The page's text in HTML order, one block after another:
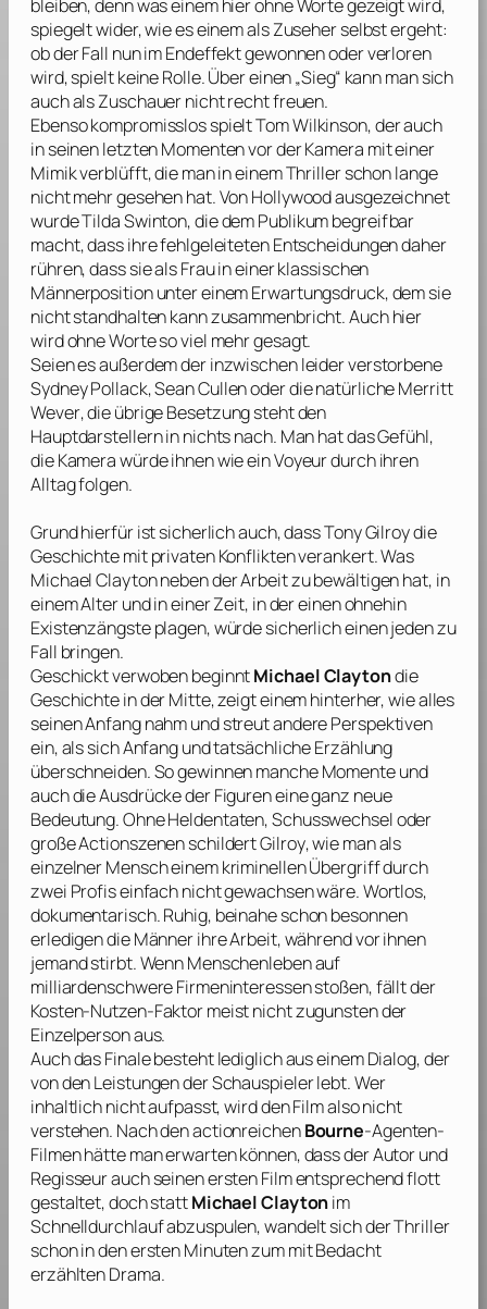
bleiben, denn was einem hier ohne Worte gezeigt wird,
spiegelt wider, wie es einem als Zuseher selbst ergeht:
ob der Fall nun im Endeffekt gewonnen oder verloren
wird, spielt keine Rolle. Über einen „Sieg“ kann man sich
auch als Zuschauer nicht recht freuen.
Ebenso kompromisslos spieltTom Wilkinson, der auch
in seinen letzten Momenten vor der Kamera mit einer
Mimik verblüfft, die man in einem Thriller schon lange
nicht mehr gesehen hat. Von Hollywood ausgezeichnet
wurdeTilda Swinton, die dem Publikum begreifbar
macht, dass ihre fehlgeleiteten Entscheidungen daher
rühren, dass sie als Frau in einer klassischen
Männerposition unter einem Erwartungsdruck, dem sie
nicht standhalten kann zusammenbricht. Auch hier
wird ohne Worte so viel mehr gesagt.
Seien es außerdem der inzwischen leider verstorbene
Sydney Pollack,Sean Cullenoder die natürlicheMerritt
Wever, die übrige Besetzung steht den
Hauptdarstellern in nichts nach. Man hat das Gefühl,
die Kamera würde ihnen wie ein Voyeur durch ihren
Alltag folgen.
Grund hierfür ist sicherlich auch, dassTony Gilroydie
Geschichte mit privaten Konflikten verankert. Was
Michael Clayton neben der Arbeit zu bewältigen hat, in
einem Alter und in einer Zeit, in der einen ohnehin
Existenzängste plagen, würde sicherlich einen jeden zu
Fall bringen.
Geschickt verwoben beginntMichael Claytondie
Geschichte in der Mitte, zeigt einem hinterher, wie alles
seinen Anfang nahm und streut andere Perspektiven
ein, als sich Anfang und tatsächliche Erzählung
überschneiden. So gewinnen manche Momente und
auch die Ausdrücke der Figuren eine ganz neue
Bedeutung. Ohne Heldentaten, Schusswechsel oder
große Actionszenen schildertGilroy, wie man als
einzelner Mensch einem kriminellen Übergriff durch
zwei Profis einfach nicht gewachsen wäre. Wortlos,
dokumentarisch. Ruhig, beinahe schon besonnen
erledigen die Männer ihre Arbeit, während vor ihnen
jemand stirbt. Wenn Menschenleben auf
milliardenschwere Firmeninteressen stoßen, fällt der
Kosten-Nutzen-Faktor meist nicht zugunsten der
Einzelperson aus.
Auch das Finale besteht lediglich aus einem Dialog, der
von den Leistungen der Schauspieler lebt. Wer
inhaltlich nicht aufpasst, wird den Film also nicht
verstehen. Nach den actionreichenBourne-Agenten-
Filmen hätte man erwarten können, dass der Autor und
Regisseur auch seinen ersten Film entsprechend flott
gestaltet, doch stattMichael Claytonim
Schnelldurchlauf abzuspulen, wandelt sich der Thriller
schon in den ersten Minuten zum mit Bedacht
erzählten Drama.